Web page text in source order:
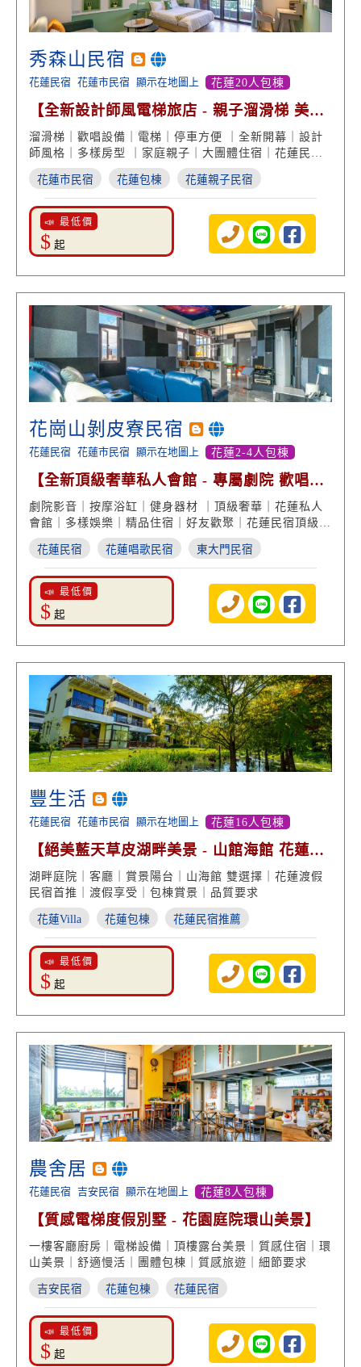
秀森山民宿
花蓮民宿 花蓮市民宿 顯示在地圖上 花蓮20人包棟
【全新設計師風電梯旅店 - 親子溜滑梯 美學
包棟推薦】
溜滑梯｜歡唱設備｜電梯｜停車方便 ｜全新開幕｜設計
師風格｜多樣房型 ｜家庭親子｜大團體住宿｜花蓮民宿
推薦
花蓮市民宿 花蓮包棟 花蓮親子民宿
📣 最低價
$ 起
花崗山剝皮寮民宿
花蓮民宿 花蓮市民宿 顯示在地圖上 花蓮2-4人包棟
【全新頂級奢華私人會館 - 專屬劇院 歡唱麻
將 設備俱全】
劇院影音｜按摩浴缸｜健身器材 ｜頂級奢華｜花蓮私人
會館｜多樣娛樂｜精品住宿｜好友歡聚｜花蓮民宿頂級推
薦
花蓮民宿 花蓮唱歌民宿 東大門民宿
📣 最低價
$ 起
豐生活
花蓮民宿 花蓮市民宿 顯示在地圖上 花蓮16人包棟
【絕美藍天草皮湖畔美景 - 山館海館 花蓮渡
假雙選擇】
湖畔庭院｜客廳｜賞景陽台｜山海館 雙選擇｜花蓮渡假
民宿首推｜渡假享受｜包棟賞景｜品質要求
花蓮Villa 花蓮包棟 花蓮民宿推薦
📣 最低價
$ 起
農舍居
花蓮民宿 吉安民宿 顯示在地圖上 花蓮8人包棟
【質感電梯度假別墅 - 花園庭院環山美景】
一樓客廳廚房｜電梯設備｜頂樓露台美景｜質感住宿｜環
山美景｜舒適慢活｜團體包棟｜質感旅遊｜細節要求
吉安民宿 花蓮包棟 花蓮民宿
📣 最低價
$ 起